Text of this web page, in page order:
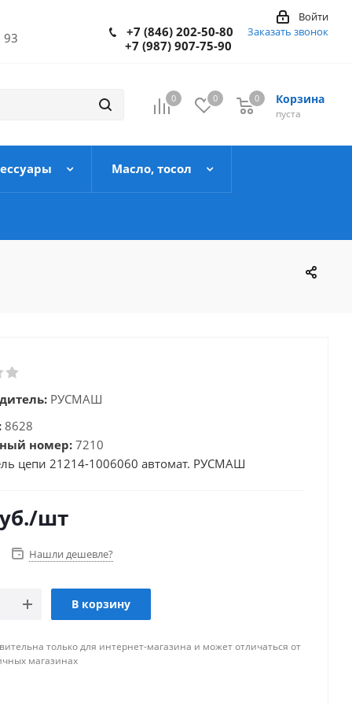
93
Войти
+7 (846) 202-50-80
+7 (987) 907-75-90
Заказать звонок
0 0 Корзина
пуста
0
Масло, тосол
РУСМАШ
8628
номер: 7210
цепи 21214-1006060 автомат. РУСМАШ
/шт
Нашли дешевле?
В корзину
только для интернет-магазина и может отличаться от
магазинах